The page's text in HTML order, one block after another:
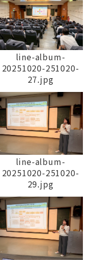
line-album-
20251020-251020-
27.jpg
line-album-
20251020-251020-
29.jpg